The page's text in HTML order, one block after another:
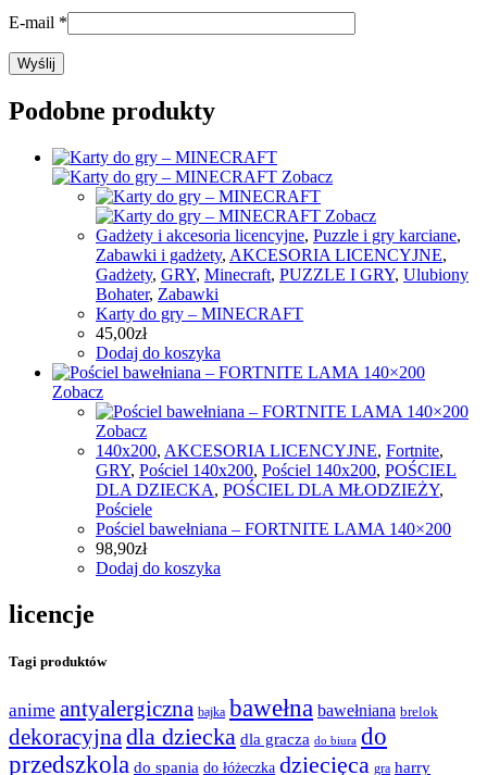
E-mail *
Podobne produkty
Zobacz
Zobacz
Gadżety i akcesoria licencyjne, Puzzle i gry karciane,
Zabawki i gadżety, AKCESORIA LICENCYJNE,
Gadżety, GRY, Minecraft, PUZZLE I GRY, Ulubiony
Bohater, Zabawki
Karty do gry – MINECRAFT
45,00zł
Dodaj do koszyka
Zobacz
Zobacz
140x200, AKCESORIA LICENCYJNE, Fortnite,
GRY, Pościel 140x200, Pościel 140x200, POŚCIEL
DLA DZIECKA, POŚCIEL DLA MŁODZIEŻY,
Pościele
Pościel bawełniana – FORTNITE LAMA 140×200
98,90zł
Dodaj do koszyka
licencje
Tagi produktów
anime antyalergiczna bajka bawełna bawełniana brelok
dekoracyjna dla dziecka dla gracza do biura do
przedszkola do spania do łóżeczka dziecięca gra harry